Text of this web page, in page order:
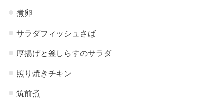
煮卵
サラダフィッシュさば
厚揚げと釜しらすのサラダ
照り焼きチキン
筑前煮